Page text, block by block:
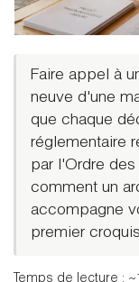
Faire appel à
neuve d'une
que chaque
réglementaire
par l'Ordre
comment un
accompagne
premier
Temps de lecture :